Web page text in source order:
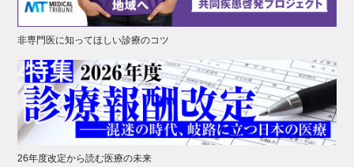
非専門医に知ってほしい診療のコツ
26年度改定から読む医療の未来